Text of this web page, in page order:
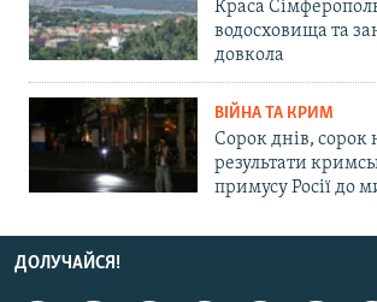
Краса
водосховища та
довкола
ВІЙНА ТА КРИМ
Сорок днів, сорок
результати
примусу Росії до
ДОЛУЧАЙСЯ!